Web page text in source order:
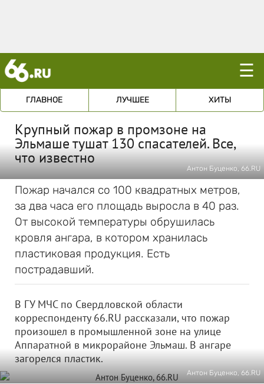
☰
ГЛАВНОЕ ЛУЧШЕЕ ХИТЫ
Крупный пожар в промзоне на
Эльмаше тушат 130 спасателей. Все,
что известно
Антон Буценко, 66.RU
Пожар начался со 100 квадратных метров,
за два часа его площадь выросла в 40 раз.
От высокой температуры обрушилась
кровля ангара, в котором хранилась
пластиковая продукция. Есть
пострадавший.
В ГУ МЧС по Свердловской области
корреспонденту 66.RU рассказали, что пожар
произошел в промышленной зоне на улице
Аппаратной в микрорайоне Эльмаш. В ангаре
загорелся пластик.
Антон Буценко, 66.RU